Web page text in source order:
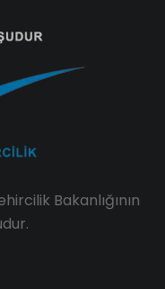
Bakanlığının